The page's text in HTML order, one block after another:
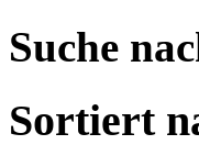
Suche
Sortiert